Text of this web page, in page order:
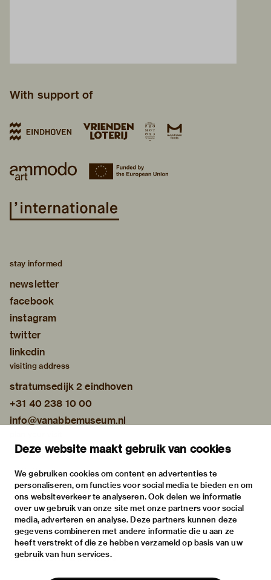
Deze website maakt gebruik van cookies
We gebruiken cookies om content en advertenties te
personaliseren, om functies voor social media te bieden en om
ons websiteverkeer te analyseren. Ook delen we informatie
over uw gebruik van onze site met onze partners voor social
media, adverteren en analyse. Deze partners kunnen deze
gegevens combineren met andere informatie die u aan ze
heeft verstrekt of die ze hebben verzameld op basis van uw
gebruik van hun services.
With support of
stay informed
newsletter
facebook
instagram
twitter
linkedin
visiting address
stratumsedijk 2 eindhoven
+31 40 238 10 00
info@vanabbemuseum.nl
exhibitions
activities
practical information
about
the museum
the collection
foundations & partners